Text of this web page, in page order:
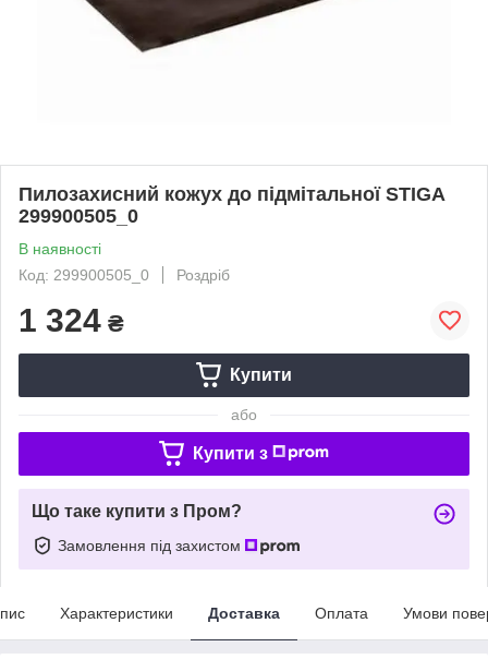
Пилозахисний кожух до підмітальної STIGA
299900505_0
В наявності
Код: 299900505_0
Роздріб
1 324 ₴
Купити
або
Купити з
Що таке купити з Пром?
Замовлення під захистом
Характеристики Доставка Оплата Умови